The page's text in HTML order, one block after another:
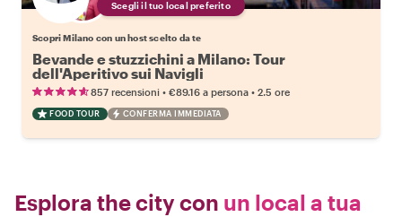
Scegli il tuo local preferito
Scopri Milano con un host scelto da te
Bevande e stuzzichini a Milano: Tour
dell'Aperitivo sui Navigli
857 recensioni • €89.16 a persona • 2.5 ore
FOOD TOUR CONFERMA IMMEDIATA
Esplora the city con un local a tua